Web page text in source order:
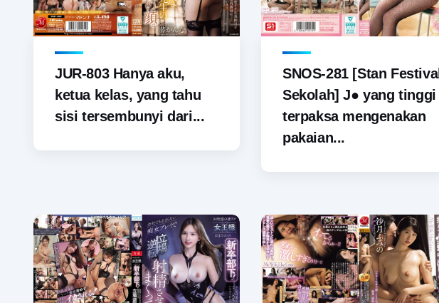
JUR-803 Hanya aku,
ketua kelas, yang tahu
sisi tersembunyi dari...
SNOS-281 [Stan Festival
Sekolah] J● yang tinggi
terpaksa mengenakan
pakaian...